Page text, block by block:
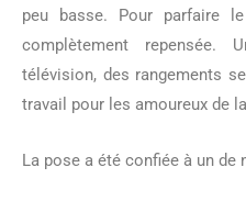
peu basse. Pour parfaire
complètement
télévision, des rangements
travail pour les amoureux de
La pose a été confiée à un de